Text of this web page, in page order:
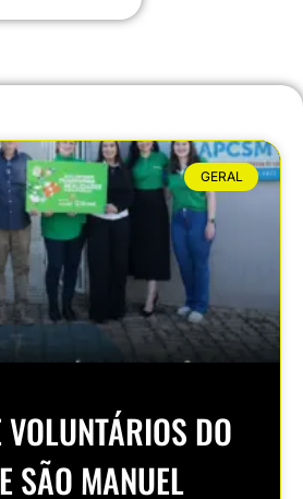
GERAL
DO
SÃO MANUEL